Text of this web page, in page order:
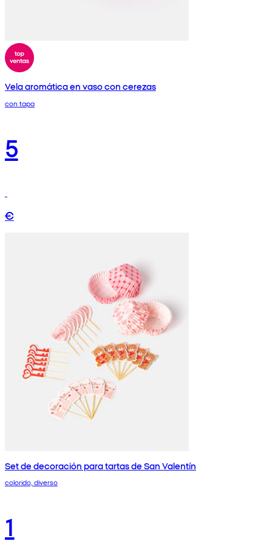
Vela aromática en vaso con cerezas
con tapa
5
€
Set de decoración para tartas de San Valentín
colorido, diverso
1